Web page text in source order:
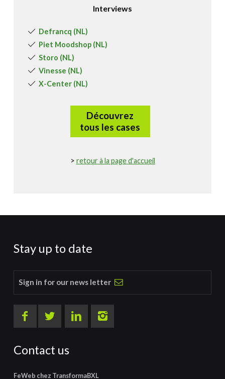
Interviews
Defrancq (NL)
Piet Moodshop (NL)
Storo (NL)
Vinesse (NL)
X-Center (NL)
Découvrez
tous les cases
> retour à la page d'accueil
Stay up to date
Sign in for our news letter
Contact us
FeWeb chez TransformaBXL